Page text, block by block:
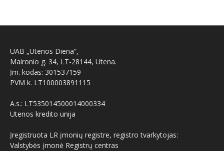
UAB „Utenos Diena“,
Maironio g. 34, LT-28144, Utena.
Įm. kodas: 301537159
PVM k. LT100003891115
A.s.: LT535014500014000334
Utenos kredito unija
Įregistruota LR įmonių registre, registro tvarkytojas:
Valstybės įmonė Registrų centras